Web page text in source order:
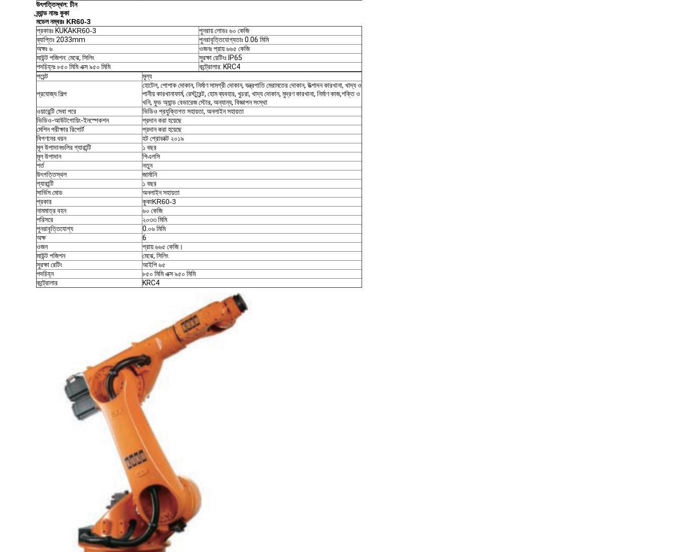
উৎপত্তিস্থল: চীন
ব্র্যান্ড নামঃকুকা
মডেল নম্বরঃ KR60-3
প্রকারঃ KUKAKR60-3
পুনরায় লোডঃ ৬০ কেজি
ব্যাপ্তিঃ 2033mm
পুনরাবৃত্তিযোগ্যতাঃ 0.06 মিমি
অক্ষঃ ৬
ওজনঃ প্রায় ৬৬৫ কেজি
মাউন্ট পজিশন: মেঝে, সিলিং
সুরক্ষা রেটিংঃ IP65
পদচিহ্নঃ ৮৫০ মিমি এক্স ৯৫০ মিমি
কন্ট্রোলার: KRC4
পয়েন্ট
মূল্য
প্রযোজ্য শিল্প
হোটেল, পোশাক দোকান, নির্মাণ সামগ্রী দোকান, যন্ত্রপাতি মেরামতের দোকান, উত্পাদন কারখানা, খাদ্য ও
পানীয় কারখানাফার্ম, রেস্টুরেন্ট, হোম ব্যবহার, খুচরা, খাদ্য দোকান, মুদ্রণ কারখানা, নির্মাণ কাজ,শক্তি ও
খনি, ফুড অ্যান্ড বেভারেজ স্টোর, অন্যান্য, বিজ্ঞাপন সংস্থা
ওয়ারেন্টি সেবা পরে
ভিডিও প্রযুক্তিগত সহায়তা, অনলাইন সহায়তা
ভিডিও-আউটগোয়িং-ইনস্পেকশন
প্রদান করা হয়েছে
মেশিন পরীক্ষার রিপোর্ট
প্রদান করা হয়েছে
বিপণনের ধরন
হট প্রোডাক্ট ২০১৯
মূল উপাদানগুলির গ্যারান্টি
১ বছর
মূল উপাদান
পিএলসি
শর্ত
নতুন
উৎপত্তিস্থল
জার্মানি
গ্যারান্টি
১ বছর
সার্ভিস মোড
অনলাইন সহায়তা
প্রকার
কুকাKR60-3
নামমাত্র বহন
৬০ কেজি
পরিসরে
২০৩৩ মিমি
পুনরাবৃত্তিযোগ্য
0.০৬ মিমি
অক্ষ
6
ওজন
প্রায় ৬৬৫ কেজি।
মাউন্ট পজিশন
মেঝে, সিলিং
সুরক্ষা রেটিং
আইপি ৬৫
পদচিহ্ন
৮৫০ মিমি এক্স ৯৫০ মিমি
কন্ট্রোলার
KRC4